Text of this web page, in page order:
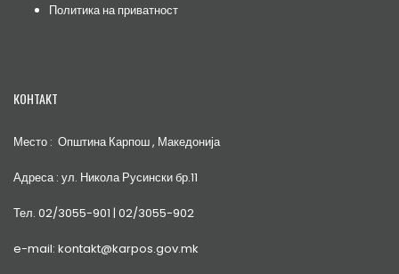
Политика на приватност
КОНТАКТ
Место : Општина Карпош , Македонија
Адреса : ул. Никола Русински бр.11
Тел. 02/3055-901 | 02/3055-902
e-mail: kontakt@karpos.gov.mk